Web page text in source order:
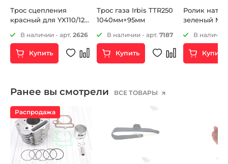
Трос сцепления
красный для YX110/125
В наличии - арт. 2626
Купить
Трос газа Irbis TTR250
1040мм+95мм
В наличии - арт. 7187
Купить
Ролик
зеленый
В наличии
Купить
Ранее вы смотрели ВСЕ ТОВАРЫ
Распродажа